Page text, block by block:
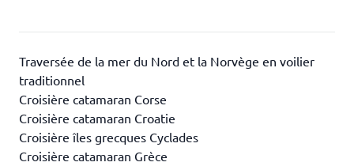
Traversée de la mer du Nord et la Norvège en voilier
traditionnel
Croisière catamaran Corse
Croisière catamaran Croatie
Croisière îles grecques Cyclades
Croisière catamaran Grèce